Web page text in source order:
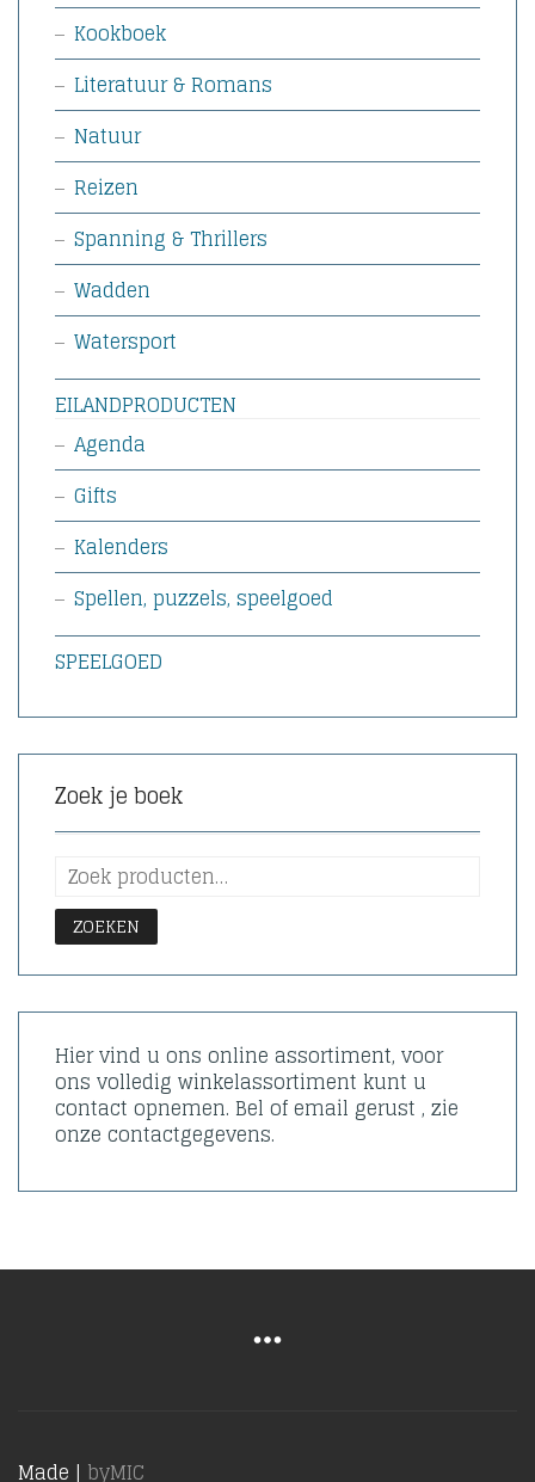
Kookboek
Literatuur & Romans
Natuur
Reizen
Spanning & Thrillers
Wadden
Watersport
EILANDPRODUCTEN
Agenda
Gifts
Kalenders
Spellen, puzzels, speelgoed
SPEELGOED
Zoek je boek
ZOEKEN
Hier vind u ons online assortiment, voor
ons volledig winkelassortiment kunt u
contact opnemen. Bel of email gerust , zie
onze contactgegevens.
Made | byMIC